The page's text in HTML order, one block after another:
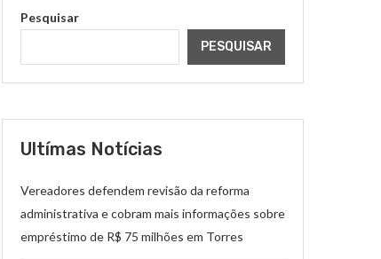
Pesquisar
PESQUISAR
Ultímas Notícias
Vereadores defendem revisão da reforma
administrativa e cobram mais informações sobre
empréstimo de R$ 75 milhões em Torres